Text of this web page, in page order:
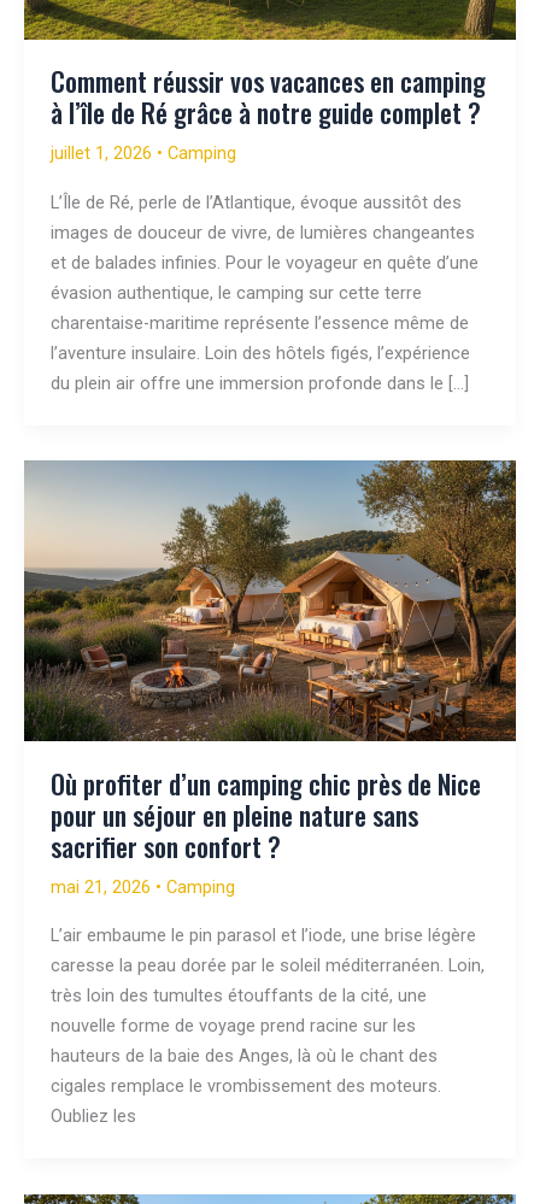
Comment réussir vos vacances en camping
à l’île de Ré grâce à notre guide complet ?
juillet 1, 2026 • Camping
L’Île de Ré, perle de l’Atlantique, évoque aussitôt des
images de douceur de vivre, de lumières changeantes
et de balades infinies. Pour le voyageur en quête d’une
évasion authentique, le camping sur cette terre
charentaise-maritime représente l’essence même de
l’aventure insulaire. Loin des hôtels figés, l’expérience
du plein air offre une immersion profonde dans le […]
Où profiter d’un camping chic près de Nice
pour un séjour en pleine nature sans
sacrifier son confort ?
mai 21, 2026 • Camping
L’air embaume le pin parasol et l’iode, une brise légère
caresse la peau dorée par le soleil méditerranéen. Loin,
très loin des tumultes étouffants de la cité, une
nouvelle forme de voyage prend racine sur les
hauteurs de la baie des Anges, là où le chant des
cigales remplace le vrombissement des moteurs.
Oubliez les